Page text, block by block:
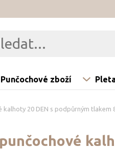
Punčochové zboží
kalhoty 20 DEN s podpůrným tlakem
punčochové